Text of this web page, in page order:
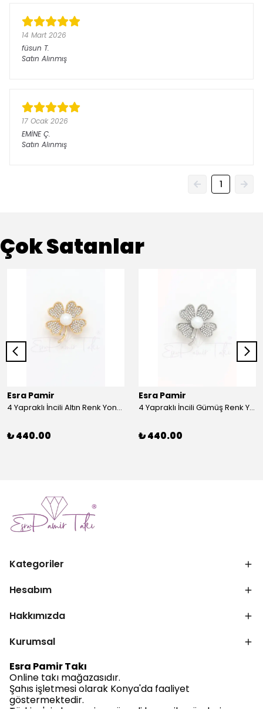
14 Mart 2026
füsun T.
Satın Alınmış
17 Ocak 2026
EMİNE Ç.
Satın Alınmış
1
Çok Satanlar
Esra Pamir
4 Yapraklı İncili Altın Renk Yonca Broş
₺ 440.00
Esra Pamir
4 Yapraklı İncili Gümüş Renk Yonca Broş
₺ 440.00
Kategoriler
Hesabım
Hakkımızda
Kurumsal
Esra Pamir Takı
Online takı mağazasıdır.
Şahıs işletmesi olarak Konya'da faaliyet
göstermektedir.